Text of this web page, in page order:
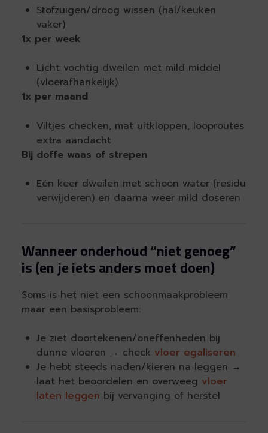
Stofzuigen/droog wissen (hal/keuken
vaker)
1x per week
Licht vochtig dweilen met mild middel
(vloerafhankelijk)
1x per maand
Viltjes checken, mat uitkloppen, looproutes
extra aandacht
Bij doffe waas of strepen
Eén keer dweilen met schoon water (residu
verwijderen) en daarna weer mild doseren
Wanneer onderhoud “niet genoeg”
is (en je iets anders moet doen)
Soms is het niet een schoonmaakprobleem
maar een basisprobleem:
Je ziet doortekenen/oneffenheden bij
dunne vloeren → check vloer egaliseren
Je hebt steeds naden/kieren na leggen →
laat het beoordelen en overweeg vloer
laten leggen bij vervanging of herstel